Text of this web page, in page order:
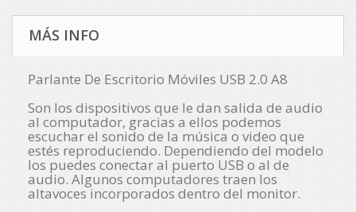
MÁS INFO
Parlante De Escritorio Móviles USB 2.0 A8
Son los dispositivos que le dan salida de audio
al computador, gracias a ellos podemos
escuchar el sonido de la música o video que
estés reproduciendo. Dependiendo del modelo
los puedes conectar al puerto USB o al de
audio. Algunos computadores traen los
altavoces incorporados dentro del monitor.